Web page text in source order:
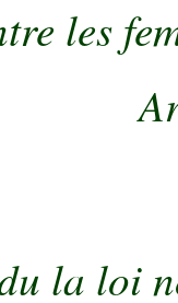
les
la loi